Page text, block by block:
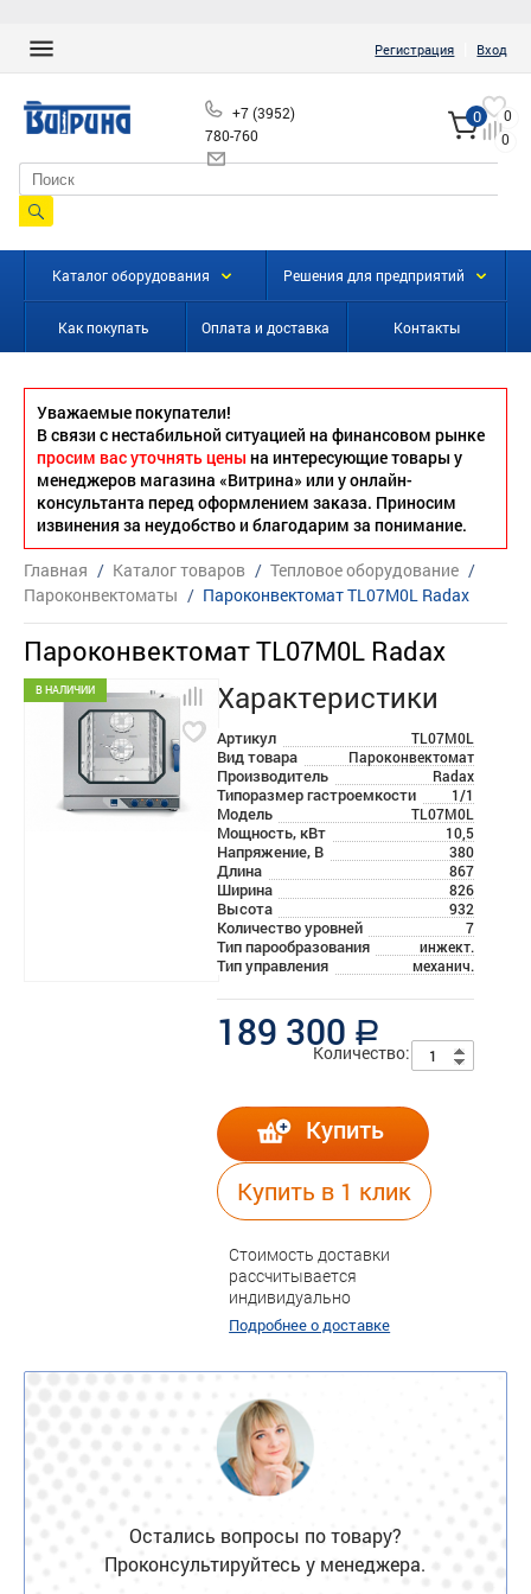
Регистрация Вход
+7 (3952)
780-760
0
0
0
Каталог оборудования Решения для предприятий
Как покупать Оплата и доставка Контакты
Уважаемые покупатели!
В связи с нестабильной ситуацией на финансовом рынке
просим вас уточнять цены на интересующие товары у
менеджеров магазина «Витрина» или у онлайн-
консультанта перед оформлением заказа. Приносим
извинения за неудобство и благодарим за понимание.
Главная / Каталог товаров / Тепловое оборудование /
Пароконвектоматы / Пароконвектомат TL07M0L Radax
Пароконвектомат TL07M0L Radax
Характеристики
Артикул TL07M0L
Вид товара Пароконвектомат
Производитель Radax
Типоразмер гастроемкости 1/1
Модель TL07M0L
Мощность, кВт 10,5
Напряжение, В 380
Длина 867
Ширина 826
Высота 932
Количество уровней 7
Тип парообразования инжект.
Тип управления механич.
В НАЛИЧИИ
189 300 a
Количество:
Купить
Купить в 1 клик
Стоимость доставки
рассчитывается
индивидуально
Подробнее о доставке
Остались вопросы по товару?
Проконсультируйтесь у менеджера.